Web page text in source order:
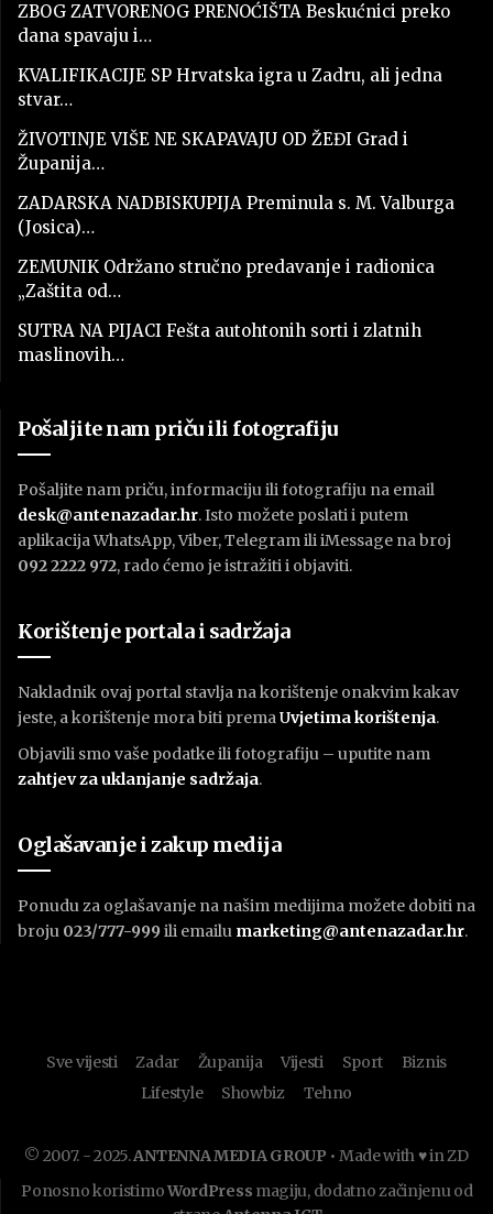
ZBOG ZATVORENOG PRENOĆIŠTA Beskućnici preko
dana spavaju i…
KVALIFIKACIJE SP Hrvatska igra u Zadru, ali jedna
stvar…
ŽIVOTINJE VIŠE NE SKAPAVAJU OD ŽEĐI Grad i
Županija…
ZADARSKA NADBISKUPIJA Preminula s. M. Valburga
(Josica)…
ZEMUNIK Održano stručno predavanje i radionica
„Zaštita od…
SUTRA NA PIJACI Fešta autohtonih sorti i zlatnih
maslinovih…
Pošaljite nam priču ili fotografiju
Pošaljite nam priču, informaciju ili fotografiju na email
desk@antenazadar.hr. Isto možete poslati i putem
aplikacija WhatsApp, Viber, Telegram ili iMessage na broj
092 2222 972, rado ćemo je istražiti i objaviti.
Korištenje portala i sadržaja
Nakladnik ovaj portal stavlja na korištenje onakvim kakav
jeste, a korištenje mora biti premaUvjetima korištenja.
Objavili smo vaše podatke ili fotografiju – uputite nam
zahtjev za uklanjanje sadržaja.
Oglašavanje i zakup medija
Ponudu za oglašavanje na našim medijima možete dobiti na
broju 023/777-999 ili emailu marketing@antenazadar.hr.
Sve vijesti Zadar Županija Vijesti Sport
Biznis
Lifestyle
Showbiz Tehno
© 2007. - 2025.ANTENNA MEDIA GROUP • Made with ♥ in ZD
Ponosno koristimoWordPress magiju, dodatno začinjenu od